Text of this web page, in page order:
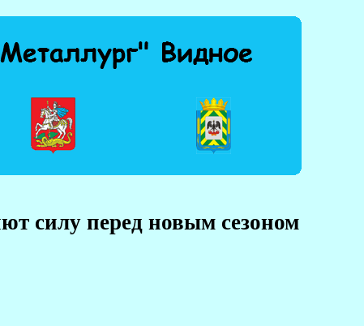
силу перед новым сезоном